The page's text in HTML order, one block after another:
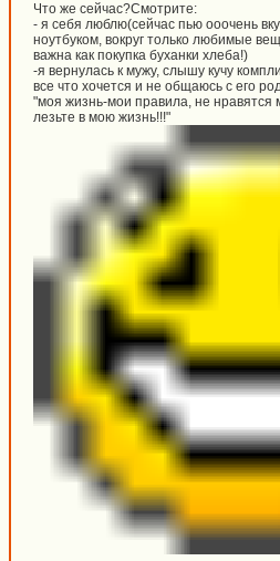
Что же сейчас?Смотрите:
- я себя люблю(сейчас пью ооочень
ноутбуком, вокруг только любимые
важна как покупка буханки хлеба!)
-я вернулась к мужу, слышу кучу
все что хочется и не общаюсь с его
"моя жизнь-мои правила, не нравятся
лезьте в мою жизнь!!!"